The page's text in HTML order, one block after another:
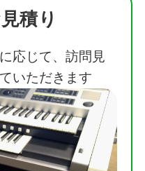
積り
応じて、訪問見
いただきます